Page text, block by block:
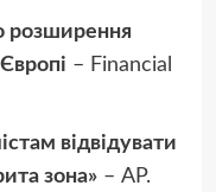
розширення
– Financial
відвідувати
зона»– АР.